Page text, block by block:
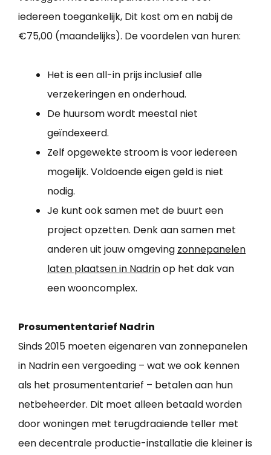
iedereen toegankelijk, Dit kost om en nabij de
€75,00 (maandelijks). De voordelen van huren:
Het is een all-in prijs inclusief alle
verzekeringen en onderhoud.
De huursom wordt meestal niet
geïndexeerd.
Zelf opgewekte stroom is voor iedereen
mogelijk. Voldoende eigen geld is niet
nodig.
Je kunt ook samen met de buurt een
project opzetten. Denk aan samen met
anderen uit jouw omgeving zonnepanelen
laten plaatsen in Nadrinop het dak van
een wooncomplex.
Prosumententarief Nadrin
Sinds 2015 moeten eigenaren van zonnepanelen
in Nadrin een vergoeding – wat we ook kennen
als het prosumententarief – betalen aan hun
netbeheerder. Dit moet alleen betaald worden
door woningen met terugdraaiende teller met
een decentrale productie-installatie die kleiner is